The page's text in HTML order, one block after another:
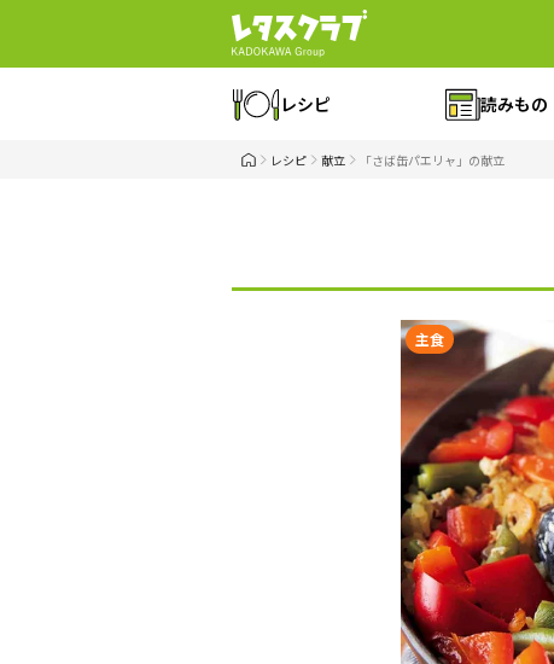
レシピ 読みもの
レシピ 献立 「さば缶パエリャ」の献立
主食